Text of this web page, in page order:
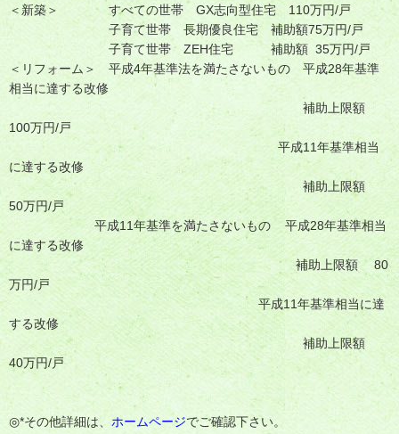
＜新築＞ すべての世帯 GX志向型住宅 110万円/戸
子育て世帯 長期優良住宅 補助額75万円/戸
子育て世帯 ZEH住宅 補助額 35万円/戸
＜リフォーム＞ 平成4年基準法を満たさないもの 平成28年基準
相当に達する改修
補助上限額
100万円/戸
平成11年基準相当
に達する改修
補助上限額
50万円/戸
平成11年基準を満たさないもの 平成28年基準相当
に達する改修
補助上限額 80
万円/戸
平成11年基準相当に達
する改修
補助上限額
40万円/戸
◎*その他詳細は、 ホームページでご確認下さい。